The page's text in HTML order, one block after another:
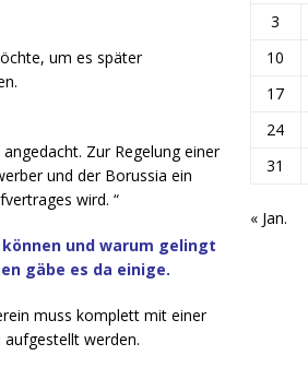
um es später
Zur Regelung einer
und der Borussia ein
wird. “
und warum gelingt
gäbe es da einige.
muss komplett mit einer
werden.
3
10
17
24
31
« Jan.